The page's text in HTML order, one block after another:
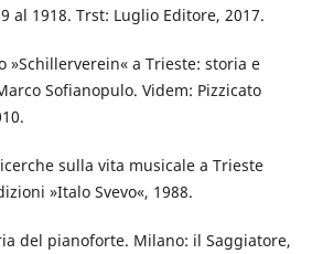
al 1918. Trst: Luglio Editore, 2017.
»Schillerverein« a Trieste: storia e
Sofianopulo. Videm: Pizzicato
sulla vita musicale a Trieste
»Italo Svevo«, 1988.
del pianoforte. Milano: il Saggiatore,